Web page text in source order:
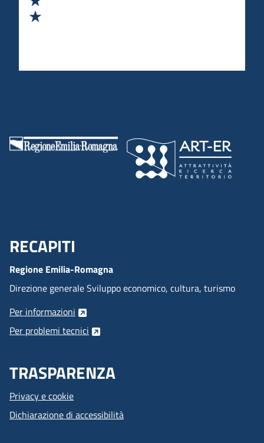
Menu Footer
RECAPITI
Regione Emilia-Romagna
Direzione generale Sviluppo economico, cultura, turismo
Per informazioni
Per problemi tecnici
TRASPARENZA
Privacy e cookie
Dichiarazione di accessibilità